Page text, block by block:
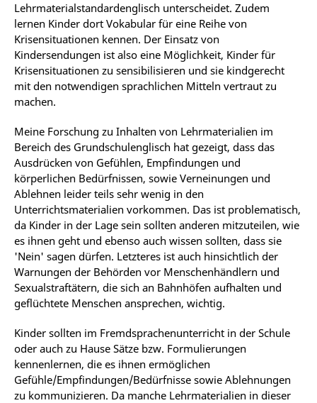
Lehrmaterialstandardenglisch unterscheidet. Zudem
lernen Kinder dort Vokabular für eine Reihe von
Krisensituationen kennen. Der Einsatz von
Kindersendungen ist also eine Möglichkeit, Kinder für
Krisensituationen zu sensibilisieren und sie kindgerecht
mit den notwendigen sprachlichen Mitteln vertraut zu
machen.
Meine Forschung zu Inhalten von Lehrmaterialien im
Bereich des Grundschulenglisch hat gezeigt, dass das
Ausdrücken von Gefühlen, Empfindungen und
körperlichen Bedürfnissen, sowie Verneinungen und
Ablehnen leider teils sehr wenig in den
Unterrichtsmaterialien vorkommen. Das ist problematisch,
da Kinder in der Lage sein sollten anderen mitzuteilen, wie
es ihnen geht und ebenso auch wissen sollten, dass sie
'Nein' sagen dürfen. Letzteres ist auch hinsichtlich der
Warnungen der Behörden vor Menschenhändlern und
Sexualstraftätern, die sich an Bahnhöfen aufhalten und
geflüchtete Menschen ansprechen, wichtig.
Kinder sollten im Fremdsprachenunterricht in der Schule
oder auch zu Hause Sätze bzw. Formulierungen
kennenlernen, die es ihnen ermöglichen
Gefühle/Empfindungen/Bedürfnisse sowie Ablehnungen
zu kommunizieren. Da manche Lehrmaterialien in dieser